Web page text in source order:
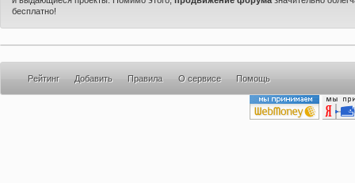
бесплатно!
Рейтинг Добавить Правила О сервисе Помощь